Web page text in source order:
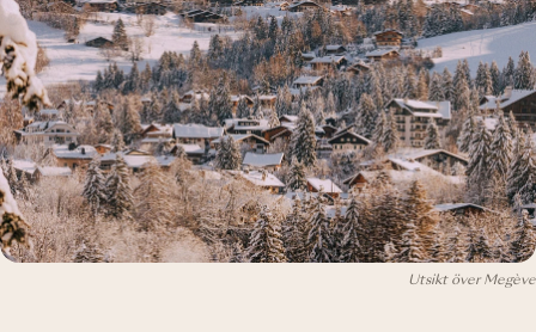
Utsikt över Megève